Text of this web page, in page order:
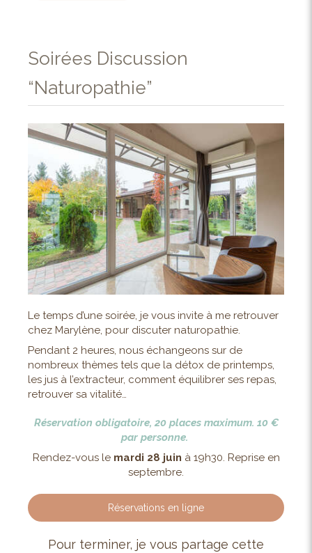
Soirées Discussion
“Naturopathie”
Le temps d’une soirée, je vous invite à me retrouver
chez Marylène, pour discuter naturopathie.
Pendant 2 heures, nous échangeons sur de
nombreux thèmes tels que la détox de printemps,
les jus à l’extracteur, comment équilibrer ses repas,
retrouver sa vitalité…
Réservation obligatoire, 20 places maximum. 10 €
par personne.
Rendez-vous lemardi 28 juin à 19h30. Reprise en
septembre.
Réservations en ligne
Pour terminer, je vous partage cette